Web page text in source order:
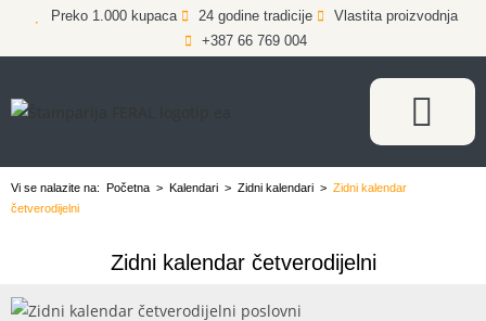
Preko 1.000 kupaca 24 godine tradicije
Vlastita proizvodnja
+387 66 769 004
Vi se nalazite na: Početna > Kalendari > Zidni kalendari > Zidni kalendar
četverodijelni
Zidni kalendar četverodijelni